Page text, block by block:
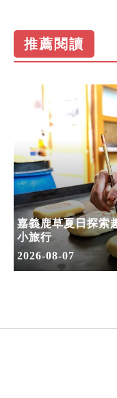
推薦閱讀
嘉義鹿草夏日探索
小旅行
2026-08-07